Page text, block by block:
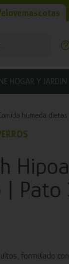
HOGAR Y JARDÍN
húmeda
| Pato
formulado con